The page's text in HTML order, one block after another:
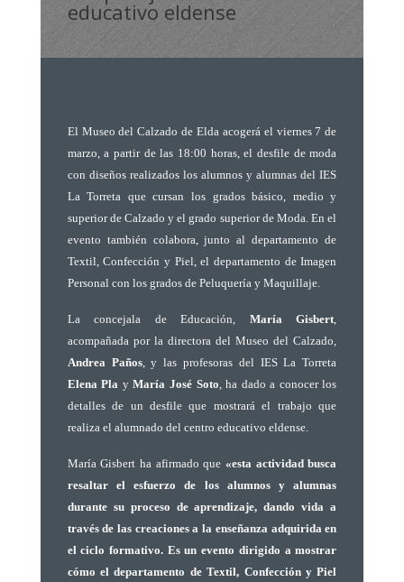
educativo eldense
El Museo del Calzado de Elda acogerá el viernes 7 de
marzo, a partir de las 18:00 horas, el desfile de moda
con diseños realizados los alumnos y alumnas del IES
La Torreta que cursan los grados básico, medio y
superior de Calzado y el grado superior de Moda. En el
evento también colabora, junto al departamento de
Textil, Confección y Piel, el departamento de Imagen
Personal con los grados de Peluquería y Maquillaje.
La concejala de Educación, María Gisbert,
acompañada por la directora del Museo del Calzado,
Andrea Paños, y las profesoras del IES La Torreta
Elena Pla yMaría José Soto, ha dado a conocer los
detalles de un desfile que mostrará el trabajo que
realiza el alumnado del centro educativo eldense.
María Gisbert ha afirmado que «esta actividad busca
resaltar el esfuerzo de los alumnos y alumnas
durante su proceso de aprendizaje, dando vida a
través de las creaciones a la enseñanza adquirida en
el ciclo formativo. Es un evento dirigido a mostrar
cómo el departamento de Textil, Confección y Piel